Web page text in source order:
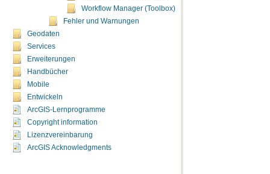
Workflow Manager (Toolbox)
Fehler und Warnungen
Geodaten
Services
Erweiterungen
Handbücher
Mobile
Entwickeln
ArcGIS-Lernprogramme
Copyright information
Lizenzvereinbarung
ArcGIS Acknowledgments